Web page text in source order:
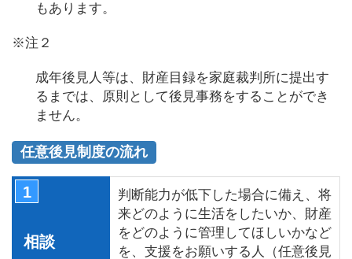
もあります。
※注２
成年後見人等は、財産目録を家庭裁判所に提出す
るまでは、原則として後見事務をすることができ
ません。
任意後見制度の流れ
1
相談
判断能力が低下した場合に備え、将
来どのように生活をしたいか、財産
をどのように管理してほしいかなど
を、支援をお願いする人（任意後見